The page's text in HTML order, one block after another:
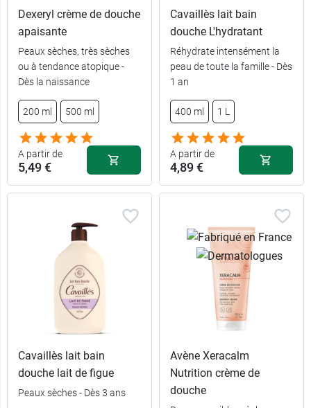
400 ml 12,49 €
recharge 400
ml
10,99 €
Crème 1,09 €
Vert + Bleu 1,09 €
Dexeryl crème de douche
apaisante
Peaux sèches, très sèches
ou à tendance atopique -
Dès la naissance
200 ml 500 ml
A partir de
5,49 €
Cavaillès lait bain
douche L'hydratant
Réhydrate intensément la
peau de toute la famille - Dès
1 an
400 ml 1 L
A partir de
4,89 €
Cavaillès lait bain
douche lait de figue
Peaux sèches - Dès 3 ans
Avène Xeracalm
Nutrition crème de
douche